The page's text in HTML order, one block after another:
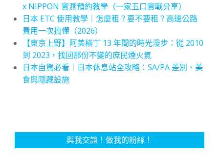
x NIPPON 實測預約教學（一家五口實戰分享）
日本 ETC 使用教學｜怎麼租？要不要租？高速公路
費用一次搞懂（2026）
【東京上野】阿美橫丁 13 年間的時光漫步：從 2010
到 2023，找回那份不變的庶民煙火氣
日本自駕必看｜日本休息站全攻略：SA/PA 差別、美
食與隱藏設施
與我交誼！做我的粉絲！